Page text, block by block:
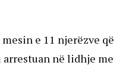
e 11 njerëzve që
në lidhje me